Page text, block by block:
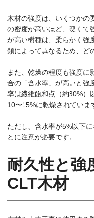
木材の強度は、いくつかの
の密度が高いほど、硬くて
が高い樹種は、柔らかく強
類によって異なるため、ど
また、乾燥の程度も強度に
合の「含水率」が高いと強
率は繊維飽和点（約30%）
10〜15%に乾燥されていま
ただし、含水率が5%以下
とに注意が必要です。
耐久性と強
CLT木材